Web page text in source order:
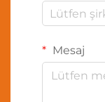
Mesaj